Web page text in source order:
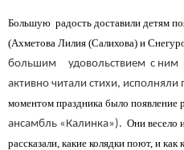
Большую радость доставили детям
(Ахметова Лилия (Салихова) и
большим удовольствием с ним
активно читали стихи,
моментом праздника было появление
ансамбль «Калинка»). Они весело
рассказали, какие колядки поют, и